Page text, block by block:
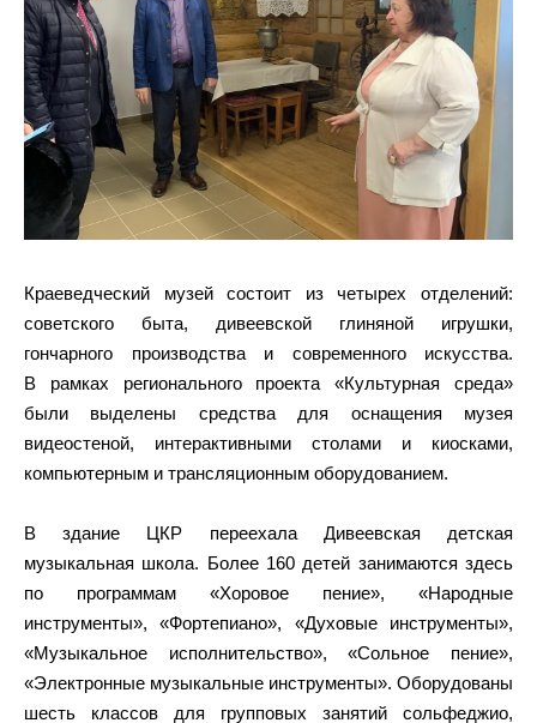
Краеведческий музей состоит из четырех отделений:
советского быта, дивеевской глиняной игрушки,
гончарного производства и современного искусства.
В рамках регионального проекта «Культурная среда»
были выделены средства для оснащения музея
видеостеной, интерактивными столами и киосками,
компьютерным и трансляционным оборудованием.
В здание ЦКР переехала Дивеевская детская
музыкальная школа. Более 160 детей занимаются здесь
по программам «Хоровое пение», «Народные
инструменты», «Фортепиано», «Духовые инструменты»,
«Музыкальное исполнительство», «Сольное пение»,
«Электронные музыкальные инструменты». Оборудованы
шесть классов для групповых занятий сольфеджио,